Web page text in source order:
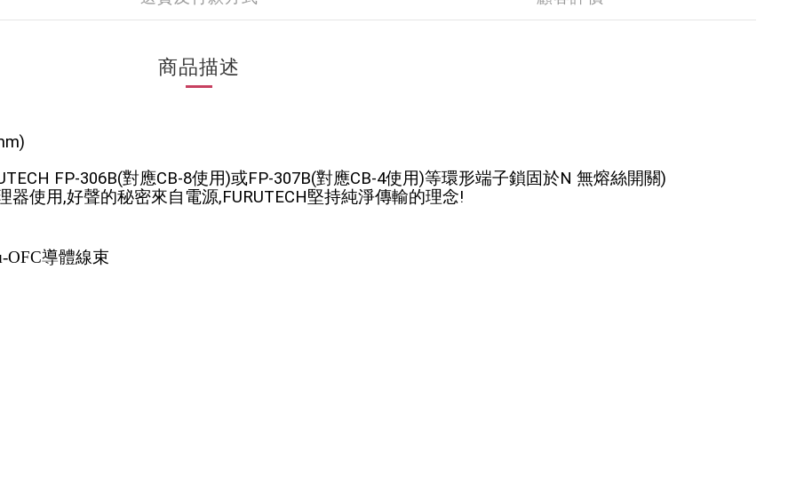
商品描述
FP-306B(對應CB-8使用)或FP-307B(對應CB-4使用)等環形端子鎖固於N 無熔絲開關)
使用,好聲的秘密來自電源,FURUTECH堅持純淨傳輸的理念!
OFC導體線束